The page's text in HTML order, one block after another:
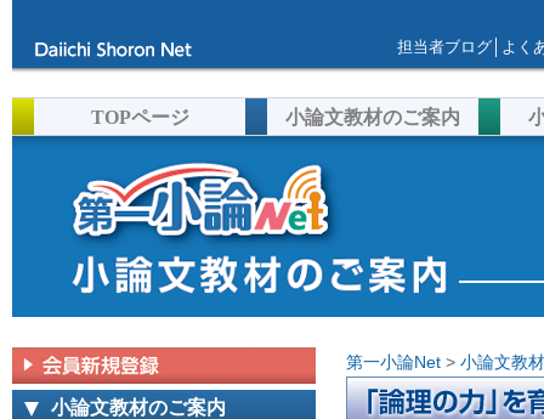
担当者ブログ よく
TOPページ 小論文教材のご案内
小論文教材のご案内
第一小論Net > 小論文教